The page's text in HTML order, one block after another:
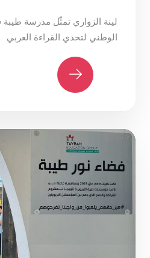
لينة الزواري تمثّل مدرسة طيبة
الوطني لتحدي القراءة العربي